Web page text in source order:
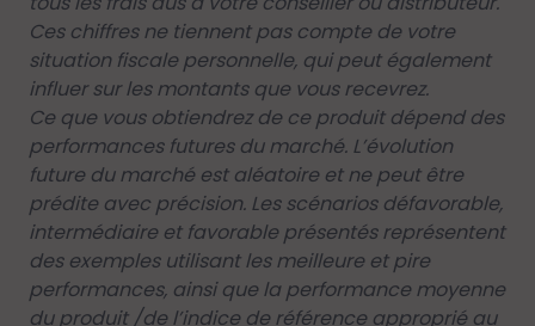
Ces chiffres ne tiennent pas compte de votre
situation fiscale personnelle, qui peut également
influer sur les montants que vous recevrez.
Ce que vous obtiendrez de ce produit dépend des
performances futures du marché. L’évolution
future du marché est aléatoire et ne peut être
prédite avec précision. Les scénarios défavorable,
intermédiaire et favorable présentés représentent
des exemples utilisant les meilleure et pire
performances, ainsi que la performance moyenne
du produit /de l’indice de référence approprié au